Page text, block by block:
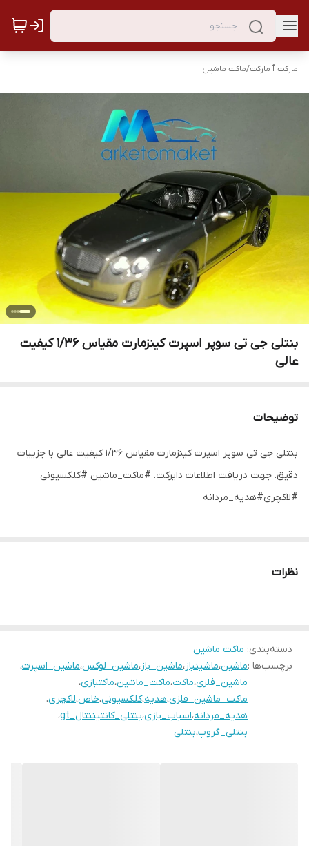
مارکت ٱ مارکت/ماکت ماشین
بنتلی جی تی سوپر اسپرت کینزمارت مقیاس ۱/۳۶ کیفیت
عالی
توضیحات
بنتلی جی تی سوپر اسپرت کینزمارت مقیاس ۱/۳۶ کیفیت عالی با جزییات
دقیق. جهت دریافت اطلاعات دایرکت. #ماکت_ماشین #کلکسیونی
#لاکچری#هدیه_مردانه
نظرات
دسته‌بندی: ماکت ماشین
برچسب‌ها :ماشین،ماشینباز،ماشین_باز،ماشین_لوکس،ماشین_اسپرت،
ماشین_فلزی،ماکت،ماکت_ماشین،ماکتبازی،
ماکت_ماشین_فلزی،هدیه،کلکسیونی،خاص،لاکچری،
هدیه_مردانه،اسباب_بازی،بنتلی_کانتیننتال_gt
،
بنتلی_گروپ،بنتلی